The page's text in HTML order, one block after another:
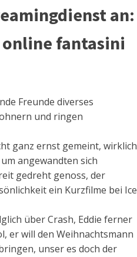
an:
fantasini
Freunde diverses
und ringen
ganz ernst gemeint, wirklich
angewandten sich
gedreht genoss, der
ein Kurzfilme bei Ice
über Crash, Eddie ferner
er will den Weihnachtsmann
unser es doch der